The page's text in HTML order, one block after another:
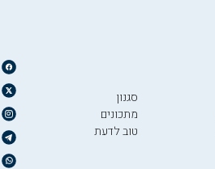
סגנון
מתכונים
טוב לדעת